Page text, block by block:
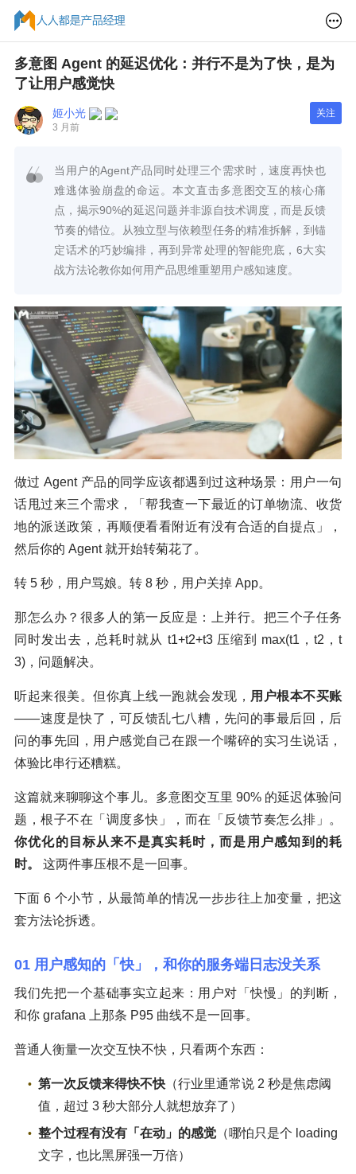
多意图 Agent 的延迟优化：并行不是为了快，是为
了让用户感觉快
姬小光
3 月前
关注
当用户的Agent产品同时处理三个需求时，速度再快也
难逃体验崩盘的命运。本文直击多意图交互的核心痛
点，揭示90%的延迟问题并非源自技术调度，而是反馈
节奏的错位。从独立型与依赖型任务的精准拆解，到锚
定话术的巧妙编排，再到异常处理的智能兜底，6大实
战方法论教你如何用产品思维重塑用户感知速度。
做过 Agent 产品的同学应该都遇到过这种场景：用户一句
话甩过来三个需求，「帮我查一下最近的订单物流、收货
地的派送政策，再顺便看看附近有没有合适的自提点」，
然后你的 Agent 就开始转菊花了。
转 5 秒，用户骂娘。转 8 秒，用户关掉 App。
那怎么办？很多人的第一反应是：上并行。把三个子任务
同时发出去，总耗时就从 t1+t2+t3 压缩到 max(t1，t2，t
3)，问题解决。
听起来很美。但你真上线一跑就会发现， 用户根本不买账
——速度是快了，可反馈乱七八糟，先问的事最后回，后
问的事先回，用户感觉自己在跟一个嘴碎的实习生说话，
体验比串行还糟糕。
这篇就来聊聊这个事儿。多意图交互里 90% 的延迟体验问
题，根子不在「调度多快」，而在「反馈节奏怎么排」。
你优化的目标从来不是真实耗时，而是用户感知到的耗
时。
这两件事压根不是一回事。
下面 6 个小节，从最简单的情况一步步往上加变量，把这
套方法论拆透。
01 用户感知的「快」，和你的服务端日志没关系
我们先把一个基础事实立起来：用户对「快慢」的判断，
和你 grafana 上那条 P95 曲线不是一回事。
普通人衡量一次交互快不快，只看两个东西：
第一次反馈来得快不快 （行业里通常说 2 秒是焦虑阈
值，超过 3 秒大部分人就想放弃了）
整个过程有没有「在动」的感觉 （哪怕只是个 loading
文字，也比黑屏强一万倍）